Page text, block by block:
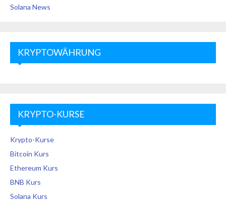
Solana News
KRYPTOWÄHRUNG
KRYPTO-KURSE
Krypto-Kurse
Bitcoin Kurs
Ethereum Kurs
BNB Kurs
Solana Kurs